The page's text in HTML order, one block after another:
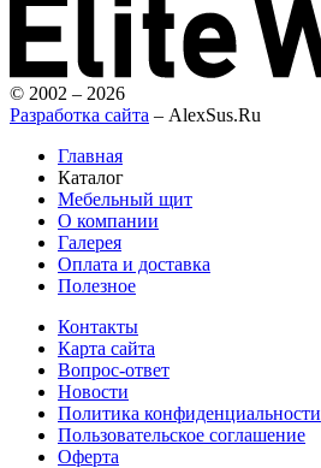
© 2002 – 2026
Разработка сайта – AlexSus.Ru
Главная
Каталог
Мебельный щит
О компании
Галерея
Оплата и доставка
Полезное
Контакты
Карта сайта
Вопрос-ответ
Новости
Политика конфиденциальности
Пользовательское соглашение
Оферта